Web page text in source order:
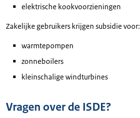
elektrische kookvoorzieningen
Zakelijke gebruikers krijgen subsidie voor:
warmtepompen
zonneboilers
kleinschalige windturbines
Vragen over de ISDE?